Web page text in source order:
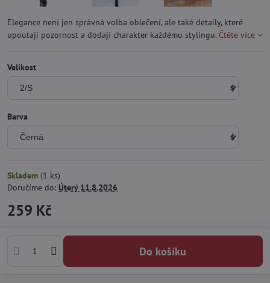
Elegance není jen správná volba oblečení, ale také detaily, které
upoutají pozornost a dodají charakter každému stylingu. Čtěte více
Velikost
Barva
Skladem (1 ks)
Doručíme do: Úterý11.8.2026
259 Kč
Do košíku